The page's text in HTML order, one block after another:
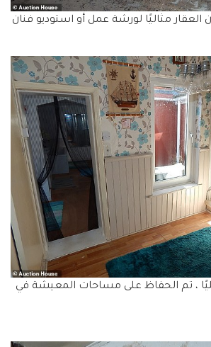
، تم الحفاظ على مساحات المعيشة في